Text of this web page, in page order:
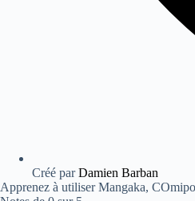
Créé parDamien Barban
Apprenez à utiliser Mangaka,